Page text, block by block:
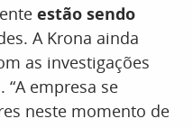
estão sendo
A Krona ainda
as investigações
empresa se
neste momento de